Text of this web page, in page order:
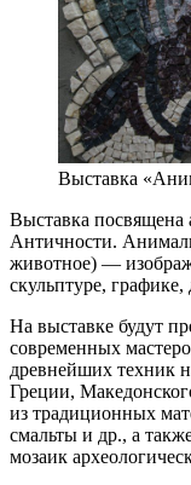
Выставка
Выставка посвящена
Античности.
животное) —
скульптуре,
На выставке будут
современных
древнейших техник
Греции,
из традиционных
смальты и др., а
мозаик